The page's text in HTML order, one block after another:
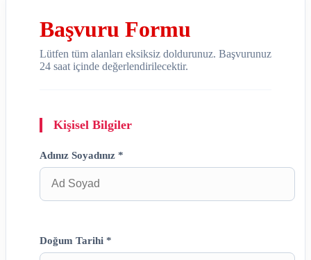
Başvuru Formu
Lütfen tüm alanları eksiksiz doldurunuz. Başvurunuz
24 saat içinde değerlendirilecektir.
Kişisel Bilgiler
Adınız Soyadınız *
Doğum Tarihi *